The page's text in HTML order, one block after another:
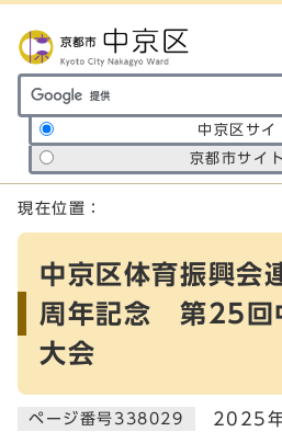
サイト内検索の範囲
中京区サイ
京都市サイ
ここから本文です
現在位置：
中京区体育振興会
周年記念 第25回
大会
ページ番号338029 2025